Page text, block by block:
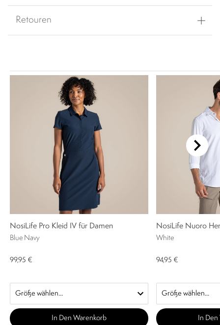
Retouren
NosiLife Pro Kleid IV für Damen
Blue Navy
99,95 €
In Den Warenkorb
NosiLife Nuoro
White
94,95 €
In